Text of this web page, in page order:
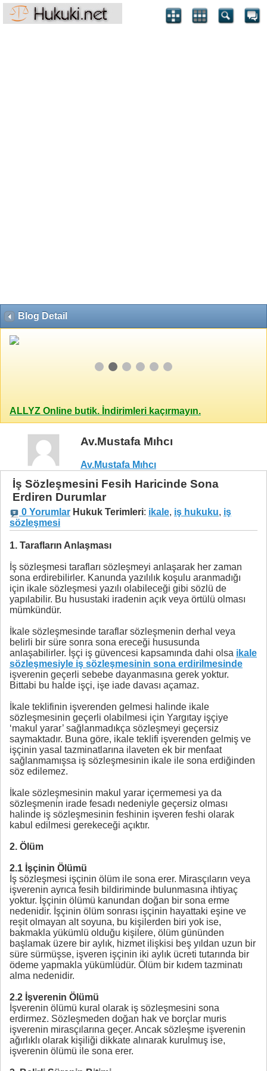
Blog Detail
ALLYZ Online butik. İndirimleri kaçırmayın.
Av.Mustafa Mıhcı
Av.Mustafa Mıhcı
İş Sözleşmesini Fesih Haricinde Sona
Erdiren Durumlar
0 Yorumlar Hukuk Terimleri: ikale, iş hukuku, iş
sözleşmesi
1. Tarafların Anlaşması
İş sözleşmesi tarafları sözleşmeyi anlaşarak her zaman
sona erdirebilirler. Kanunda yazılılık koşulu aranmadığı
için ikale sözleşmesi yazılı olabileceği gibi sözlü de
yapılabilir. Bu husustaki iradenin açık veya örtülü olması
mümkündür.
İkale sözleşmesinde taraflar sözleşmenin derhal veya
belirli bir süre sonra sona ereceği hususunda
anlaşabilirler. İşçi iş güvencesi kapsamında dahi olsa ikale
sözleşmesiyle iş sözleşmesinin sona erdirilmesinde
işverenin geçerli sebebe dayanmasına gerek yoktur.
Bittabi bu halde işçi, işe iade davası açamaz.
İkale teklifinin işverenden gelmesi halinde ikale
sözleşmesinin geçerli olabilmesi için Yargıtay işçiye
‘makul yarar’ sağlanmadıkça sözleşmeyi geçersiz
saymaktadır. Buna göre, ikale teklifi işverenden gelmiş ve
işçinin yasal tazminatlarına ilaveten ek bir menfaat
sağlanmamışsa iş sözleşmesinin ikale ile sona erdiğinden
söz edilemez.
İkale sözleşmesinin makul yarar içermemesi ya da
sözleşmenin irade fesadı nedeniyle geçersiz olması
halinde iş sözleşmesinin feshinin işveren feshi olarak
kabul edilmesi gerekeceği açıktır.
2. Ölüm
2.1 İşçinin Ölümü
İş sözleşmesi işçinin ölüm ile sona erer. Mirasçıların veya
işverenin ayrıca fesih bildiriminde bulunmasına ihtiyaç
yoktur. İşçinin ölümü kanundan doğan bir sona erme
nedenidir. İşçinin ölüm sonrası işçinin hayattaki eşine ve
reşit olmayan alt soyuna, bu kişilerden biri yok ise,
bakmakla yükümlü olduğu kişilere, ölüm gününden
başlamak üzere bir aylık, hizmet ilişkisi beş yıldan uzun bir
süre sürmüşse, işveren işçinin iki aylık ücreti tutarında bir
ödeme yapmakla yükümlüdür. Ölüm bir kıdem tazminatı
alma nedenidir.
2.2 İşverenin Ölümü
İşverenin ölümü kural olarak iş sözleşmesini sona
erdirmez. Sözleşmeden doğan hak ve borçlar muris
işverenin mirasçılarına geçer. Ancak sözleşme işverenin
ağırlıklı olarak kişiliği dikkate alınarak kurulmuş ise,
işverenin ölümü ile sona erer.